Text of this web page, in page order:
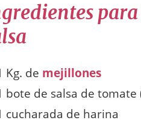
Kg. de mejillones
bote de salsa de tomate
cucharada de harina